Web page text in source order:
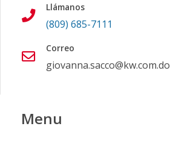
Llámanos
(809) 685-7111
Correo
giovanna.sacco@kw.com.do
Menu